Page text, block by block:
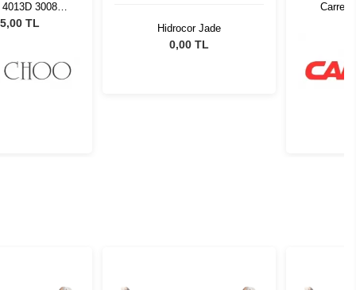
30088G
Gözlüğü
TL Hidrocor Jade
0,00 TL